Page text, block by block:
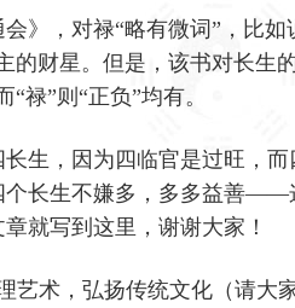
》，对禄“略有微词”，比
的财星。但是，该书对长生
禄”则“正负”均有。
生，因为四临官是过旺，
长生不嫌多，多多益善——
就写到这里，谢谢大家！
艺术，弘扬传统文化（请大